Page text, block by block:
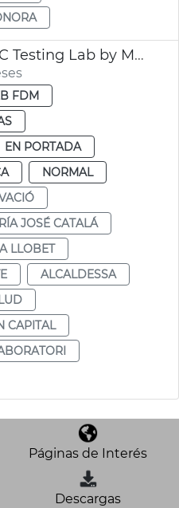
Inauguració del GSIC Testing Lab by Microsoft
FDM
EN PORTADA
NORMAL
JOSÉ CATALÁ
LLOBET
ALCALDESSA
CAPITAL
Páginas de Interés
Descargas